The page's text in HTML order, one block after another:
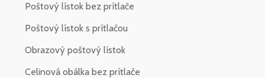
Poštový lístok bez prítlače
Poštový lístok s prítlačou
Obrazový poštový lístok
Celinová obálka bez prítlače